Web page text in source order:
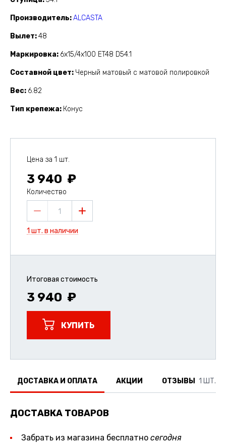
Производитель ALCASTA
Вылет 48
Маркировка 6x15/4x100 ET48 D54.1
Составной цвет Черный матовый с матовой полировкой
Вес 6.82
Тип крепежа Конус
Цена за 1 шт.
3 940
Количество
1
1 шт. в наличии
Итоговая стоимость
3 940
КУПИТЬ
ДОСТАВКА И ОПЛАТА АКЦИИ ОТЗЫВЫ 1 ШТ.
ДОСТАВКА ТОВАРОВ
Забрать из магазина бесплатно сегодня